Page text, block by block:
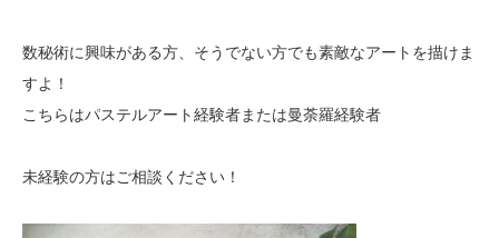
数秘術に興味がある方、そうでない方でも素敵なアートを描けま
すよ！
こちらはパステルアート経験者または曼荼羅経験者
未経験の方はご相談ください！